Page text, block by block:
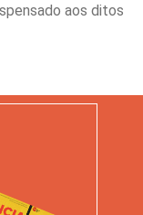
aos ditos